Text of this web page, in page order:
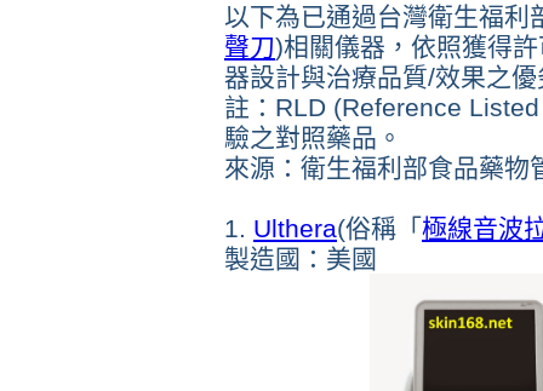
以下為已通過台灣衛生福利
聲刀)相關儀器，依照獲得
器設計與治療品質/效果之優
註：RLD (Reference
驗之對照藥品。
來源：衛生福利部食品藥物
1. Ulthera(俗稱「 極線音波
製造國：美國